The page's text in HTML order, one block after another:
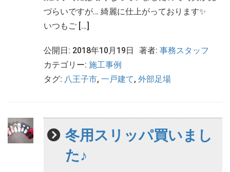
づらいですが… 綺麗に仕上がっております✨
いつもご […]
公開日: 2018年10月19日 著者: 事務スタッフ
カテゴリー: 施工事例
タグ: 八王子市, 一戸建て, 外部足場
冬用スリッパ買いまし
た♪